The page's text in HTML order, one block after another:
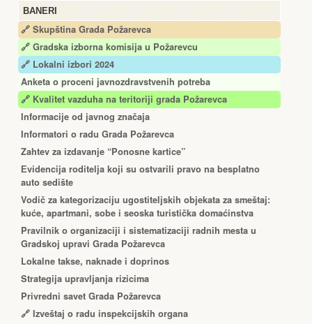
BANERI
🔗 Skupština Grada Požarevca
🔗 Gradska izborna komisija u Požarevcu
🔗 Lokalni izbori 2024
Anketa o proceni javnozdravstvenih potreba
🔗 Kvalitet vazduha na teritoriji grada Požarevca
Informacije od javnog značaja
Informatori o radu Grada Požarevca
Zahtev za izdavanje “Ponosne kartice”
Еvidencija roditelja koji su ostvarili pravo na besplatno
auto sedište
Vodič za kategorizaciju ugostiteljskih objekata za smeštaj:
kuće, apartmani, sobe i seoska turistička domaćinstva
Pravilnik o organizaciji i sistematizaciji radnih mesta u
Gradskoj upravi Grada Požarevca
Lokalne takse, naknade i doprinos
Strategija upravljanja rizicima
Privredni savet Grada Požarevca
🔗 Izveštaj o radu inspekcijskih organa